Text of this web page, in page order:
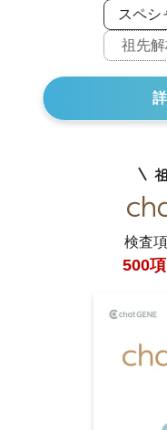
スペシ
祖先
検査
500項